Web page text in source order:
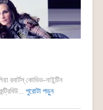
রবার্টস্ কোভিড-নাইন্টিন
পুরোটা পড়ুন